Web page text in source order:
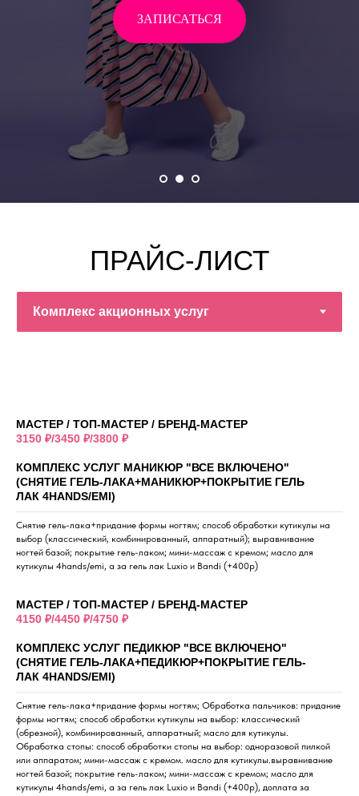
ЗАПИСАТЬСЯ
ПРАЙС-ЛИСТ
МАСТЕР / ТОП-МАСТЕР / БРЕНД-МАСТЕР
3150 ₽/3450 ₽/3800 ₽
КОМПЛЕКС УСЛУГ МАНИКЮР "ВСЕ ВКЛЮЧЕНО"
(СНЯТИЕ ГЕЛЬ-ЛАКА+МАНИКЮР+ПОКРЫТИЕ ГЕЛЬ
ЛАК 4HANDS/EMI)
Снятие гель-лака+придание формы ногтям; способ обработки кутикулы на
выбор (классический, комбинированный, аппаратный); выравнивание
ногтей базой; покрытие гель-лаком; мини-массаж с кремом; масло для
кутикулы 4hands/emi, а за гель лак Luxio и Bandi (+400р)
МАСТЕР / ТОП-МАСТЕР / БРЕНД-МАСТЕР
4150 ₽/4450 ₽/4750 ₽
КОМПЛЕКС УСЛУГ ПЕДИКЮР "ВСЕ ВКЛЮЧЕНО"
(СНЯТИЕ ГЕЛЬ-ЛАКА+ПЕДИКЮР+ПОКРЫТИЕ ГЕЛЬ-
ЛАК 4HANDS/EMI)
Снятие гель-лака+придание формы ногтям; Обработка пальчиков: придание
формы ногтям; способ обработки кутикулы на выбор: классический
(обрезной), комбинированный, аппаратный; масло для кутикулы.
Обработка стопы: способ обработки стопы на выбор: одноразовой пилкой
или аппаратом; мини-массаж с кремом. масло для кутикулы.выравнивание
ногтей базой; покрытие гель-лаком; мини-массаж с кремом; масло для
кутикулы 4hands/emi, а за гель лак Luxio и Bandi (+400р), доплата за